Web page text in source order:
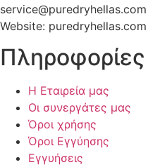
service@puredryhellas.com
Website: puredryhellas.com
Πληροφορίες
Η Εταιρεία μας
Οι συνεργάτες μας
Όροι χρήσης
Όροι Εγγύησης
Εγγυήσεις